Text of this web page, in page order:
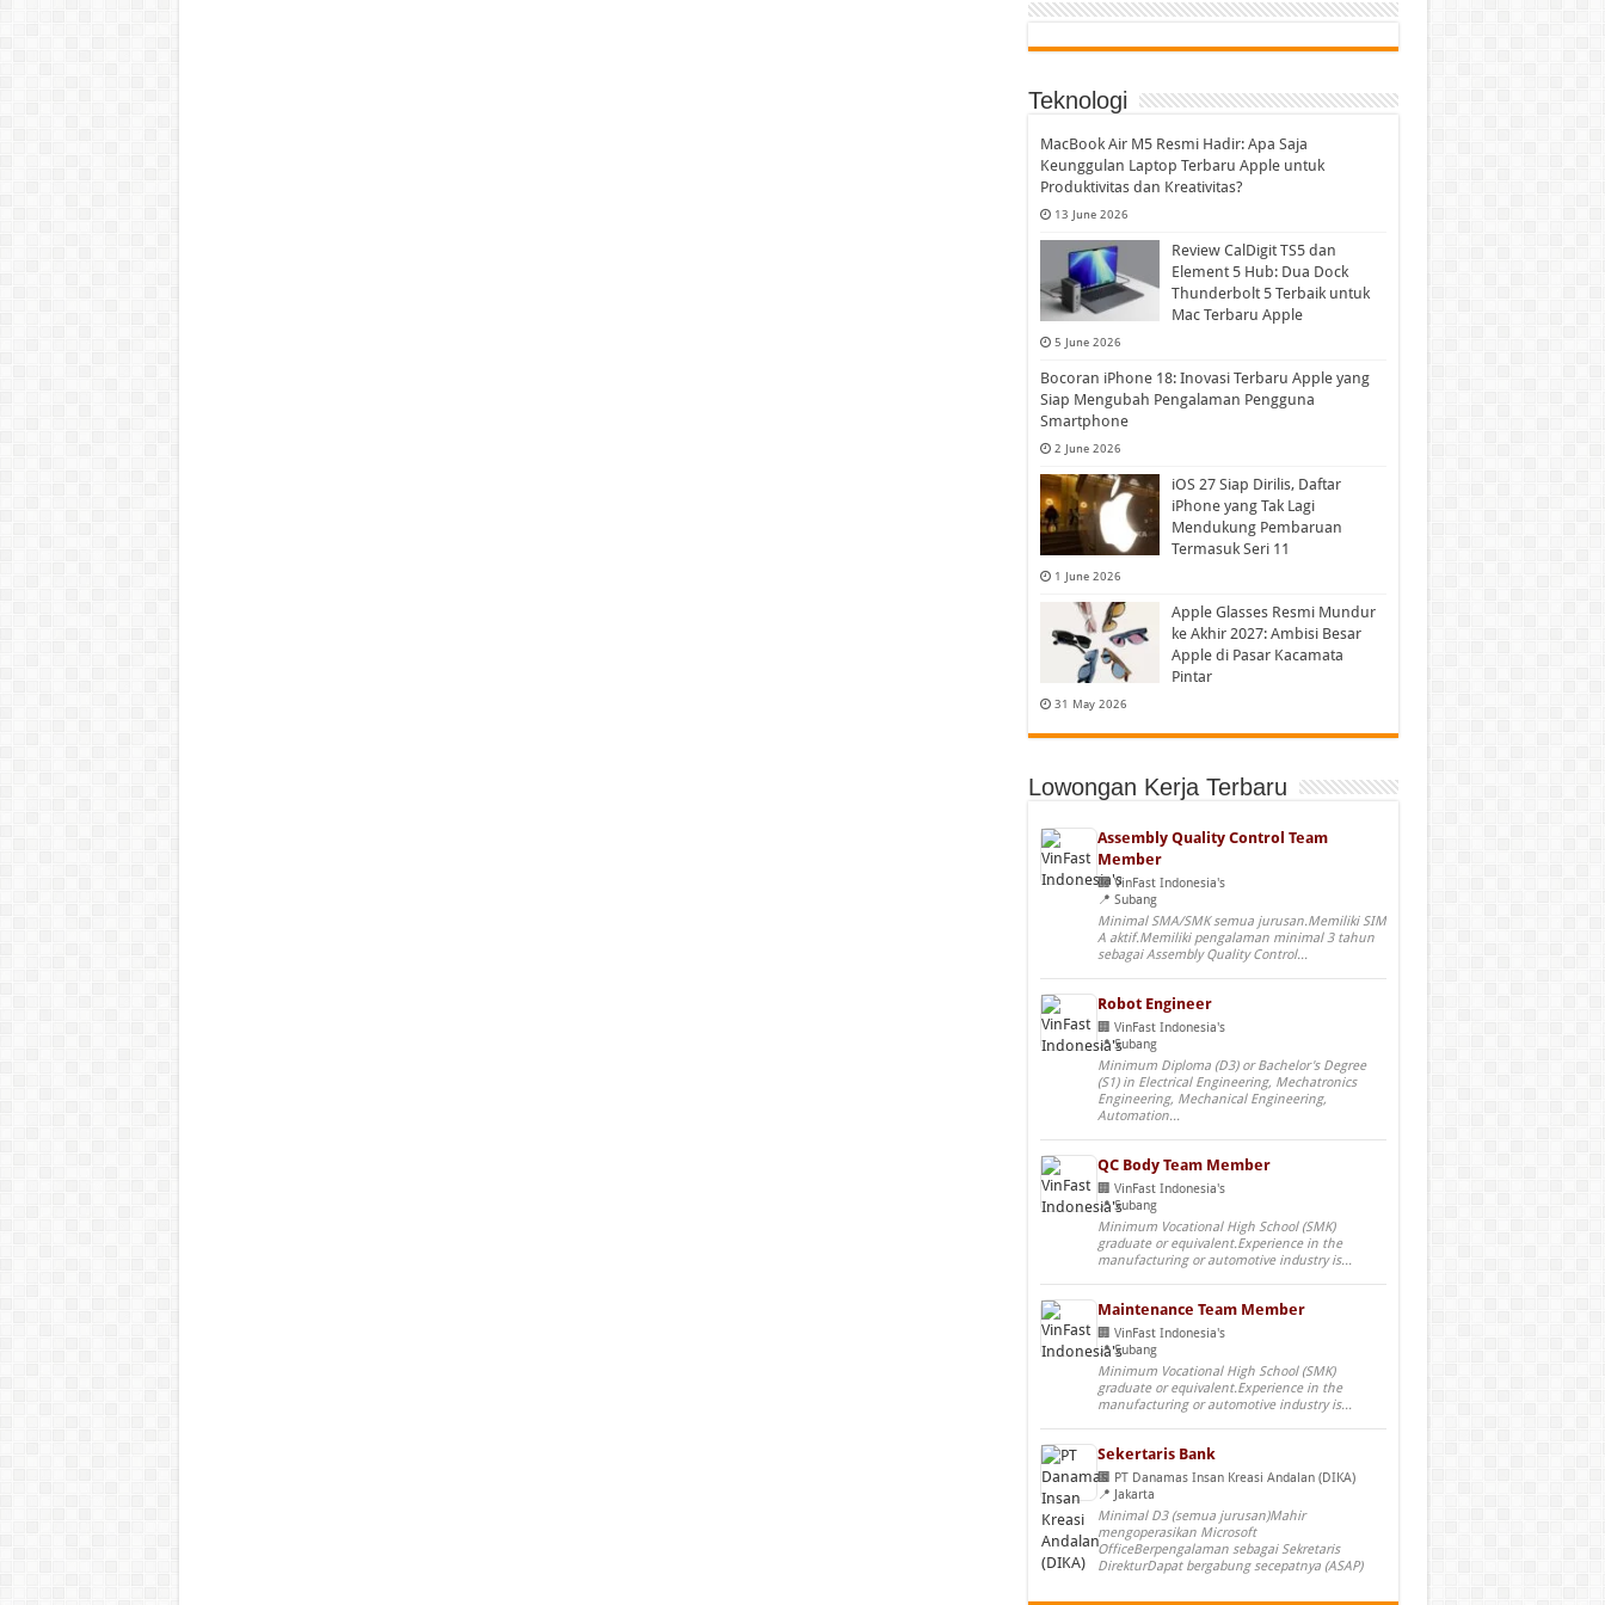
Teknologi
MacBook Air M5 Resmi Hadir: Apa Saja
Keunggulan Laptop Terbaru Apple untuk
Produktivitas dan Kreativitas?
13 June 2026
Review CalDigit TS5 dan
Element 5 Hub: Dua Dock
Thunderbolt 5 Terbaik untuk
Mac Terbaru Apple
5 June 2026
Bocoran iPhone 18: Inovasi Terbaru Apple yang
Siap Mengubah Pengalaman Pengguna
Smartphone
2 June 2026
iOS 27 Siap Dirilis, Daftar
iPhone yang Tak Lagi
Mendukung Pembaruan
Termasuk Seri 11
1 June 2026
Apple Glasses Resmi Mundur
ke Akhir 2027: Ambisi Besar
Apple di Pasar Kacamata
Pintar
31 May 2026
Lowongan Kerja Terbaru
Assembly Quality Control Team
Member
VinFast Indonesia's
Subang
Minimal SMA/SMK semua jurusan.Memiliki SIM
A aktif.Memiliki pengalaman minimal 3 tahun
sebagai Assembly Quality Control...
Robot Engineer
VinFast Indonesia's
Subang
Minimum Diploma (D3) or Bachelor's Degree
(S1) in Electrical Engineering, Mechatronics
Engineering, Mechanical Engineering,
Automation...
QC Body Team Member
VinFast Indonesia's
Subang
Minimum Vocational High School (SMK)
graduate or equivalent.Experience in the
manufacturing or automotive industry is...
Maintenance Team Member
VinFast Indonesia's
Subang
Minimum Vocational High School (SMK)
graduate or equivalent.Experience in the
manufacturing or automotive industry is...
Sekertaris Bank
PT Danamas Insan Kreasi Andalan (DIKA)
Jakarta
Minimal D3 (semua jurusan)Mahir
mengoperasikan Microsoft
OfficeBerpengalaman sebagai Sekretaris
DirekturDapat bergabung secepatnya (ASAP)